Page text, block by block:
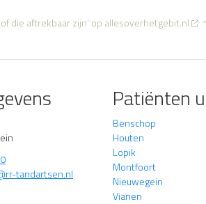
die aftrekbaar zijn' op allesoverhetgebit.nl
tandartsen.nl
Patiënten
Benschop
Houten
Lopik
Montfoort
Nieuwegein
Vianen